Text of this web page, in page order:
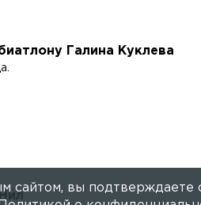
Галина Куклева
сайтом, вы подтверждаете